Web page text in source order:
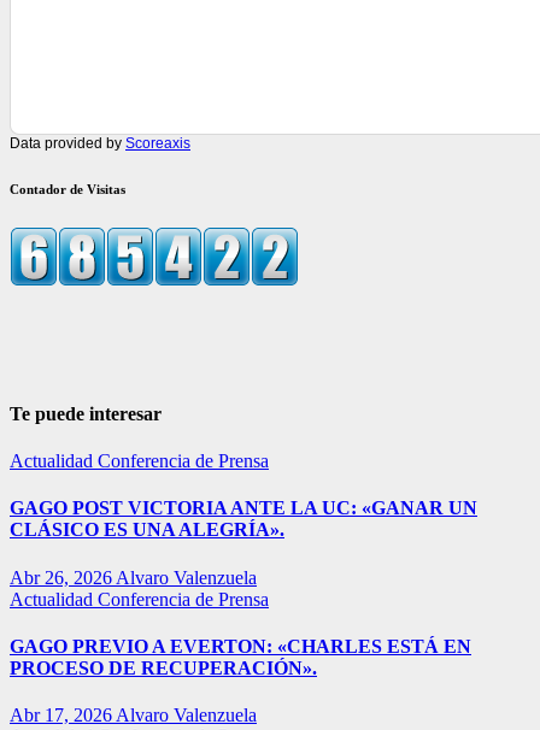
Data provided by Scoreaxis
Contador de Visitas
Te puede interesar
Actualidad Conferencia de Prensa
GAGO POST VICTORIA ANTE LA UC: «GANAR UN
CLÁSICO ES UNA ALEGRÍA».
Abr 26, 2026 Alvaro Valenzuela
Actualidad Conferencia de Prensa
GAGO PREVIO A EVERTON: «CHARLES ESTÁ EN
PROCESO DE RECUPERACIÓN».
Abr 17, 2026 Alvaro Valenzuela